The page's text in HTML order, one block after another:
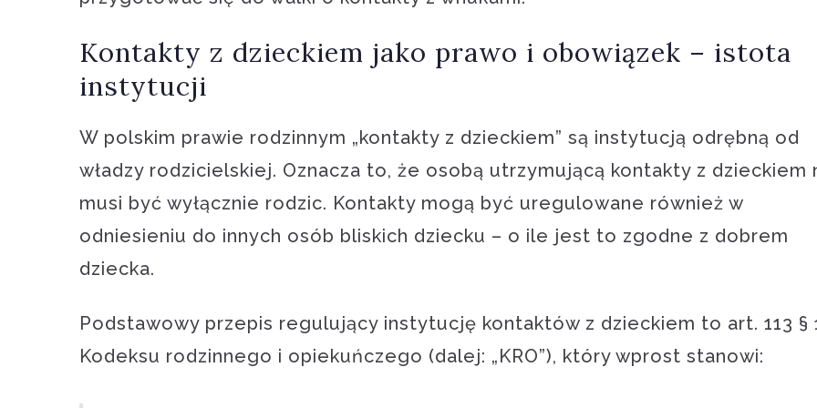
Kontakty z dzieckiem jako prawo i obowiązek – istota
instytucji
W polskim prawie rodzinnym „kontakty z dzieckiem” są instytucją odrębną od
władzy rodzicielskiej. Oznacza to, że osobą utrzymującą kontakty z dzieckiem
musi być wyłącznie rodzic. Kontakty mogą być uregulowane również w
odniesieniu do innych osób bliskich dziecku – o ile jest to zgodne z dobrem
dziecka.
Podstawowy przepis regulujący instytucję kontaktów z dzieckiem to art. 113 §
Kodeksu rodzinnego i opiekuńczego (dalej: „KRO”), który wprost stanowi: